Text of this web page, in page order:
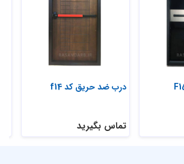
درب ضد حریق کد f14
تماس بگیرید